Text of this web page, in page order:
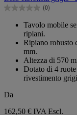
5
stelle.
(0)
0.0
Tavolo mobile
ripiani.
Ripiano robusto
mm.
Altezza di 570
Dotato di 4
rivestimento
Da
162,50 € IVA Escl.